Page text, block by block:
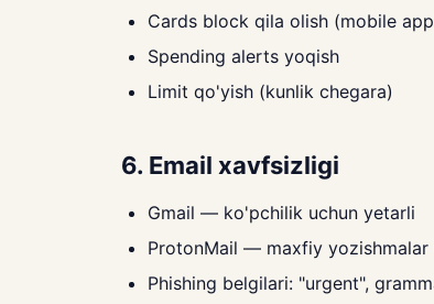
Cards block qila olish (mobile
Spending alerts yoqish
Limit qo'yish (kunlik chegara)
6. Email xavfsizligi
Gmail — ko'pchilik uchun yetarli
ProtonMail — maxfiy yozishmalar
Phishing belgilari: "urgent",